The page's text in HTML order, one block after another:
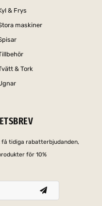
& Frys
maskiner
& Tork
tidiga rabatterbjudanden,
för 10%